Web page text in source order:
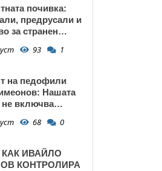
почивка:
предрусали и
за странен
93 1
на педофили
Нашата
не включва
68 0
ИВАЙЛО
КОНТРОЛИРА